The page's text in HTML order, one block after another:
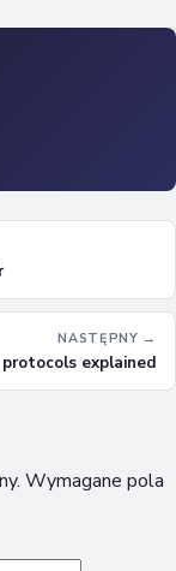
NASTĘPNY →
explained
Wymagane pola